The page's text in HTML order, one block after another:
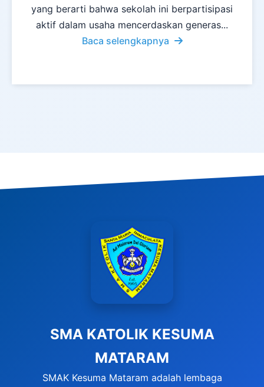
yang berarti bahwa sekolah ini berpartisipasi
aktif dalam usaha mencerdaskan generas...
Baca selengkapnya
SMA KATOLIK KESUMA
MATARAM
SMAK Kesuma Mataram adalah lembaga